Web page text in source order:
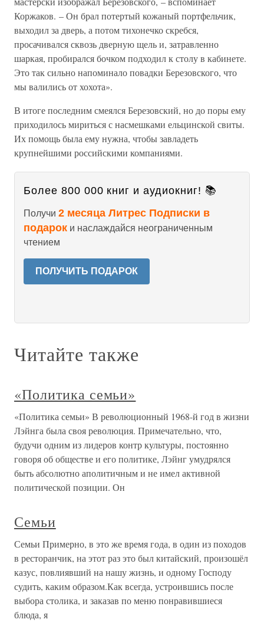
Коржаков. – Он брал потертый кожаный портфельчик,
выходил за дверь, а потом тихонечко скребся,
просачивался сквозь дверную щель и, затравленно
шаркая, пробирался бочком подходил к столу в кабинете.
Это так сильно напоминало повадки Березовского, что
мы валились от хохота».
В итоге последним смеялся Березовский, но до поры ему
приходилось мириться с насмешками ельцинской свиты.
Их помощь была ему нужна, чтобы завладеть
крупнейшими российскими компаниями.
Более 800 000 книг и аудиокниг! 📚
Получи 2 месяца Литрес Подписки в
подарок и наслаждайся неограниченным
чтением
ПОЛУЧИТЬ ПОДАРОК
Читайте также
«Политика семьи»
«Политика семьи» В революционный 1968-й год в жизни
Лэйнга была своя революция. Примечательно, что,
будучи одним из лидеров контр культуры, постоянно
говоря об обществе и его политике, Лэйнг умудрялся
быть абсолютно аполитичным и не имел активной
политической позиции. Он
Семьи
Семьи Примерно, в это же время года, в один из походов
в ресторанчик, на этот раз это был китайский, произошёл
казус, повлиявший на нашу жизнь, и одному Господу
судить, каким образом.Как всегда, устроившись после
выбора столика, и заказав по меню понравившиеся
блюда, я